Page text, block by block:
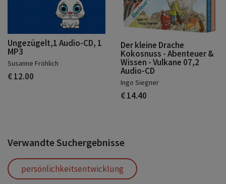
Ungezügelt,1 Audio-CD, 1
MP3
Susanne Fröhlich
€ 12.00
Der kleine Drache
Kokosnuss - Abenteuer &
Wissen - Vulkane 07,2
Audio-CD
Ingo Siegner
€ 14.40
Verwandte Suchergebnisse
persönlichkeitsentwicklung